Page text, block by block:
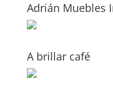
Adrián Muebles
A brillar café